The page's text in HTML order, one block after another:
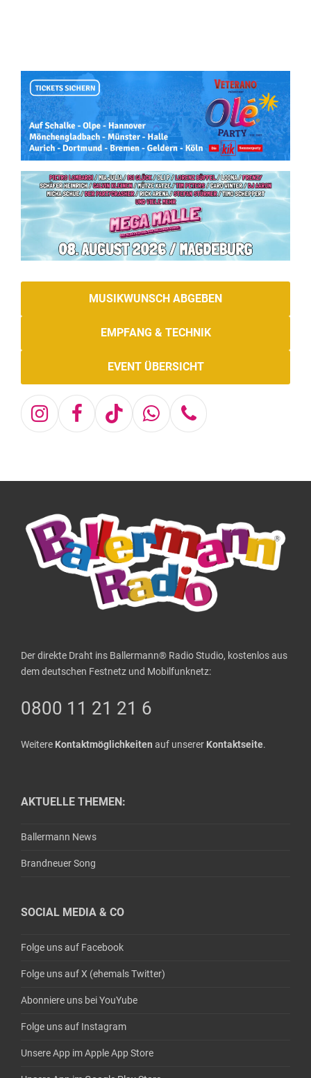
MUSIKWUNSCH ABGEBEN
EMPFANG & TECHNIK
EVENT ÜBERSICHT
Instagram
Facebook
TiktokWhatsapp
Telefon
Der direkte Draht ins Ballermann® Radio Studio, kostenlos aus
dem deutschen Festnetz und Mobilfunknetz:
0800 11 21 21 6
Weitere Kontaktmöglichkeiten auf unserer Kontaktseite.
AKTUELLE THEMEN:
Ballermann News
Brandneuer Song
SOCIAL MEDIA & CO
Folge uns auf Facebook
Folge uns auf X (ehemals Twitter)
Abonniere uns bei YouYube
Folge uns auf Instagram
Unsere App im Apple App Store